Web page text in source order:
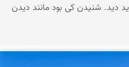
دید. شنیدن کی بود مانند دیدن